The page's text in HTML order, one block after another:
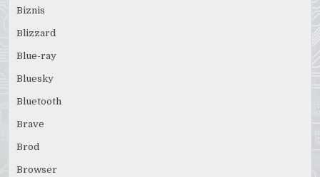
Biznis
Blizzard
Blue-ray
Bluesky
Bluetooth
Brave
Brod
Browser